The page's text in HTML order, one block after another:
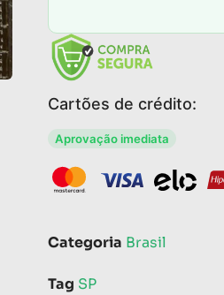
Cartões de crédito:
Aprovação imediata
Categoria Brasil
Tag SP